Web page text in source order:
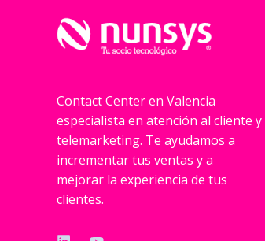
Contact Center en Valencia
especialista en atención al cliente y
telemarketing. Te ayudamos a
incrementar tus ventas y a
mejorar la experiencia de tus
clientes.